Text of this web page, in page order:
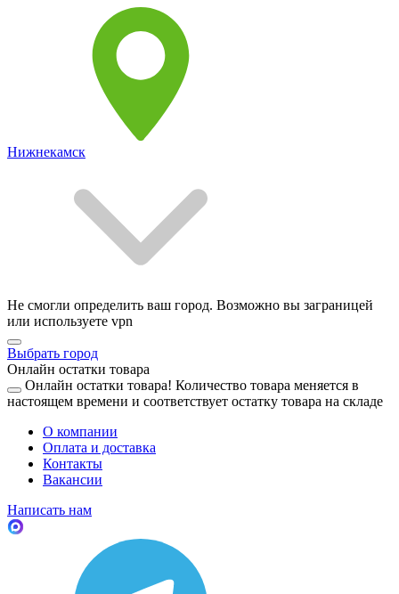
Нижнекамск
Не смогли определить ваш город. Возможно вы заграницей
или используете vpn
Выбрать город
Онлайн остатки товара
Онлайн остатки товара! Количество товара меняется в
настоящем времени и соответствует остатку товара на складе
О компании
Оплата и доставка
Контакты
Вакансии
Написать нам